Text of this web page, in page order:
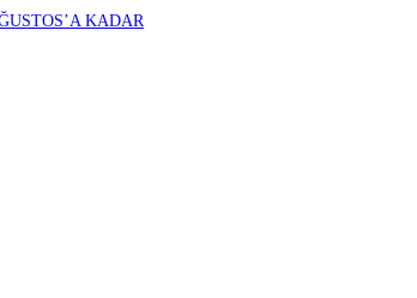
KADAR